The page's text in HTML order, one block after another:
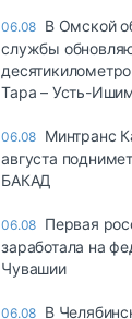
06.08 В Омской
службы
Тара – Усть-
06.08 Минтранс
августа
БАКАД
06.08 Первая
заработала на
Чувашии
06.08 В